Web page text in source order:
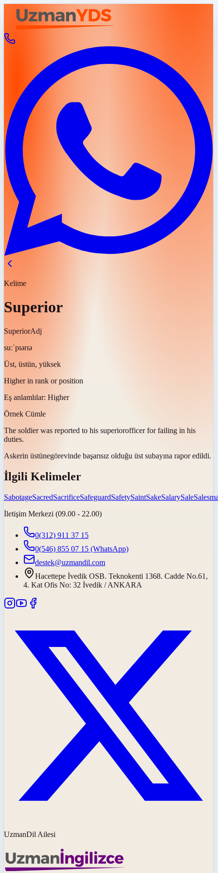
Kelime
Superior
SuperiorAdj
suːˈpɪərɪə
Üst, üstün, yüksek
Higher in rank or position
Eş anlamlılar: Higher
Örnek Cümle
The soldier was reported to his superiorofficer for failing in his
duties.
Askerin üstünegörevinde başarısız olduğu üst subayına rapor edildi.
İlgili Kelimeler
SabotageSacredSacrificeSafeguardSafetySaintSakeSalarySale
İletişim Merkezi (09.00 - 22.00)
0(312) 911 37 15
0(546) 855 07 15 (WhatsApp)
destek@uzmandil.com
Hacettepe İvedik OSB. Teknokenti 1368. Cadde No.61,
4. Kat Ofis No: 32 İvedik / ANKARA
UzmanDil Ailesi